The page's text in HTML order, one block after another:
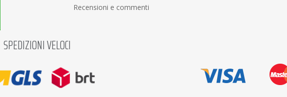
Recensioni e commenti
SPEDIZIONI VELOCI